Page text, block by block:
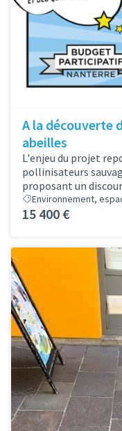
A la découverte
abeilles
L'enjeu du projet
pollinisateurs
proposant un
Environnement,
15 400 €